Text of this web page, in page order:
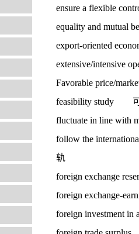
ensure a flexible
equality and mutual
export-oriented
extensive/
Favorable price/
feasibility study
fluctuate in line
follow the
轨
foreign exchange
foreign exchange-
foreign investment